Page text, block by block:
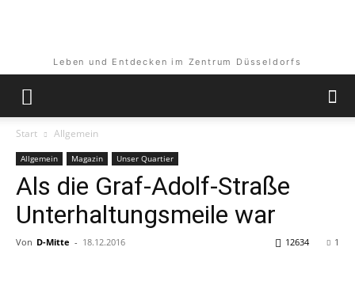
Leben und Entdecken im Zentrum Düsseldorfs
Start Allgemein
Allgemein Magazin Unser Quartier
Als die Graf-Adolf-Straße
Unterhaltungsmeile war
Von D-Mitte - 18.12.2016 1
12634